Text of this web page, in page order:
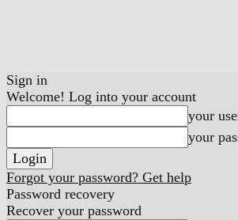
Sign in
Welcome! Log into your account
your
your
Forgot your password? Get help
Password recovery
Recover your password